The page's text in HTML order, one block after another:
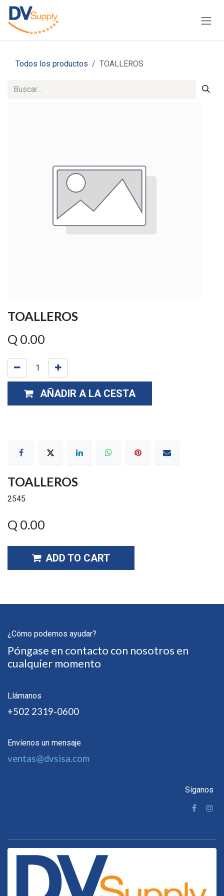
Ir al contenido
Todos los productos TOALLEROS
TOALLEROS
Q 0.00
AÑADIR A LA CESTA
TOALLEROS
2545
Q 0.00
ADD TO CART
¿Cómo podemos ayudar?
Póngase en contacto con nosotros en
cualquier momento
Llámanos
+502 2319-0600
Envíenos un mensaje
ventas@dvsisa.com
Síganos